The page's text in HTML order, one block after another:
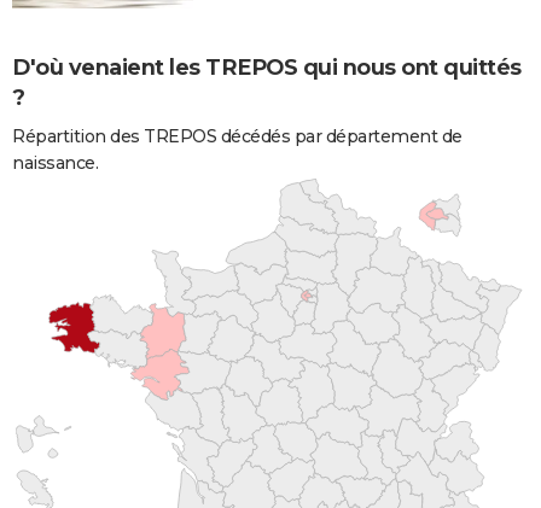
D'où venaient les TREPOS qui nous ont quittés
?
Répartition des TREPOS décédés par département de
naissance.